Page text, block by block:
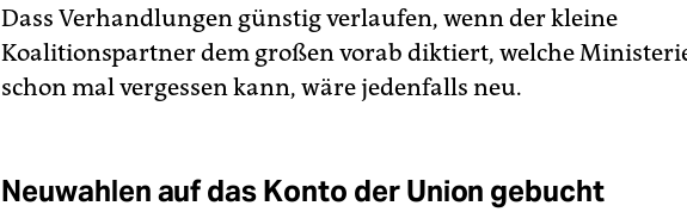
Dass Verhandlungen günstig verlaufen, wenn der kleine
Koalitionspartner dem großen vorab diktiert, welche
schon mal vergessen kann, wäre jedenfalls neu.
Neuwahlen auf das Konto der Union gebucht